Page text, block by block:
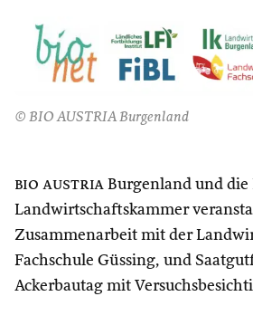
© BIO AUSTRIA Burgenland
bio austria Burgenland und die
Landwirtschaftskammer
Zusammenarbeit mit der
Fachschule Güssing, und
Ackerbautag mit